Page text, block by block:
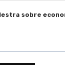
sobre